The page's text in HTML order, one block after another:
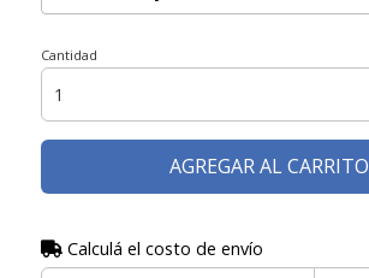
Cantidad
AGREGAR AL CARRITO
Calculá el costo de envío